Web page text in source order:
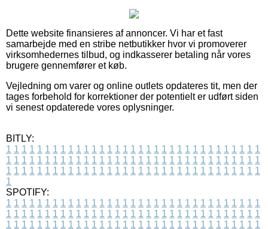
Dette website finansieres af annoncer. Vi har et fast
samarbejde med en stribe netbutikker hvor vi promoverer
virksomhedernes tilbud, og indkasserer betaling når vores
brugere gennemfører et køb.
Vejledning om varer og online outlets opdateres tit, men der
tages forbehold for korrektioner der potentielt er udført siden
vi senest opdaterede vores oplysninger.
BITLY:
1 1 1 1 1 1 1 1 1 1 1 1 1 1 1 1 1 1 1 1 1 1 1 1 1 1 1 1 1 1 1 1 1
1 1 1 1 1 1 1 1 1 1 1 1 1 1 1 1 1 1 1 1 1 1 1 1 1 1 1 1 1 1 1 1 1
1 1 1 1 1 1 1 1 1 1 1 1 1 1 1 1 1 1 1 1 1 1 1 1 1 1 1 1 1 1 1 1 1
1
SPOTIFY:
1 1 1 1 1 1 1 1 1 1 1 1 1 1 1 1 1 1 1 1 1 1 1 1 1 1 1 1 1 1 1 1 1
1 1 1 1 1 1 1 1 1 1 1 1 1 1 1 1 1 1 1 1 1 1 1 1 1 1 1 1 1 1 1 1 1
1 1 1 1 1 1 1 1 1 1 1 1 1 1 1 1 1 1 1 1 1 1 1 1 1 1 1 1 1 1 1 1 1